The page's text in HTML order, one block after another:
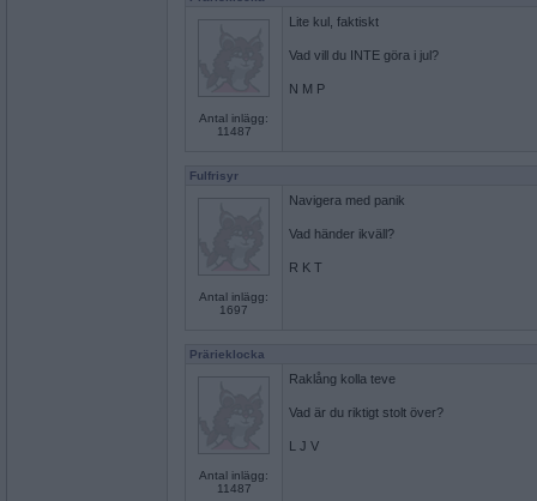
Antal inlägg:
11487
Lite kul, faktiskt
Vad vill du INTE göra i jul?
N M P
Fulfrisyr
Antal inlägg:
1697
Navigera med panik
Vad händer ikväll?
R K T
Prärieklocka
Antal inlägg:
11487
Raklång kolla teve
Vad är du riktigt stolt över?
L J V